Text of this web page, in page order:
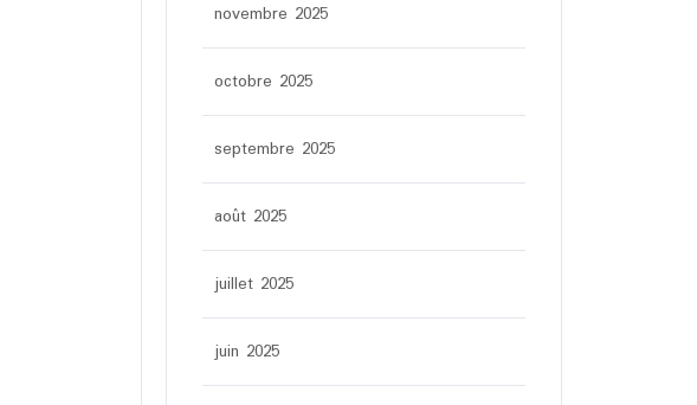
novembre 2025
octobre 2025
septembre 2025
août 2025
juillet 2025
juin 2025